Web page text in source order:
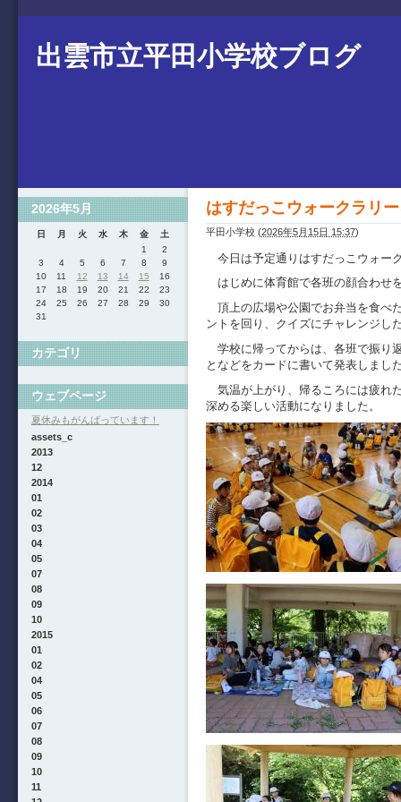
出雲市立平田小学校ブログ
はすだっこウォークラリ
平田小学校 (2026年5月15日 15:37)
今日は予定通りはすだっこウォー
はじめに体育館で各班の顔合わせ
頂上の広場や公園でお弁当を食べ
ントを回り、クイズにチャレンジし
学校に帰ってからは、各班で振り
となどをカードに書いて発表しまし
気温が上がり、帰るころには疲れ
深める楽しい活動になりました。
2026年5月
日 月 火 水 木 金
土
1
2
3
4 5 6 7 8
9
10
11 12 13 14 15
16
17
18 19 20 21 22
23
24
25 26 27 28 29
30
31
カテゴリ
ウェブページ
夏休みもがんばっています！
assets_c
2013
12
2014
01
02
03
04
05
07
08
09
10
2015
01
02
04
05
06
07
08
09
10
11